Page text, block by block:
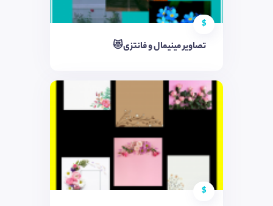
$
تصاویر مینیمال و فانتزی😻
$